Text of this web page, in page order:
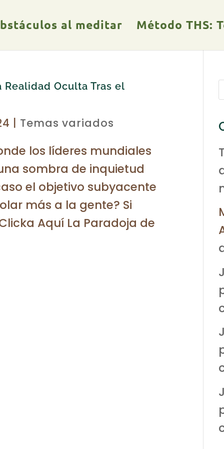
al meditar Método THS:
Realidad Oculta Tras el
Temas variados
los líderes mundiales
sombra de inquietud
el objetivo subyacente
más a la gente? Si
Aquí La Paradoja de